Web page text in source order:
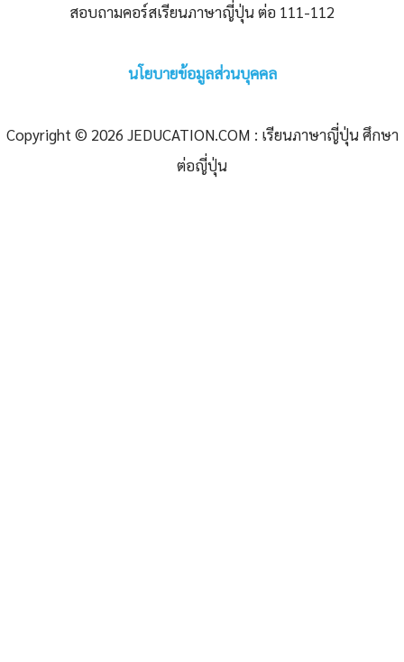
สอบถามคอร์สเรียนภาษาญี่ปุ่น ต่อ 111-112
นโยบายข้อมูลส่วนบุคคล
Copyright © 2026 JEDUCATION.COM : เรียนภาษาญี่ปุ่น ศึกษา
ต่อญี่ปุ่น